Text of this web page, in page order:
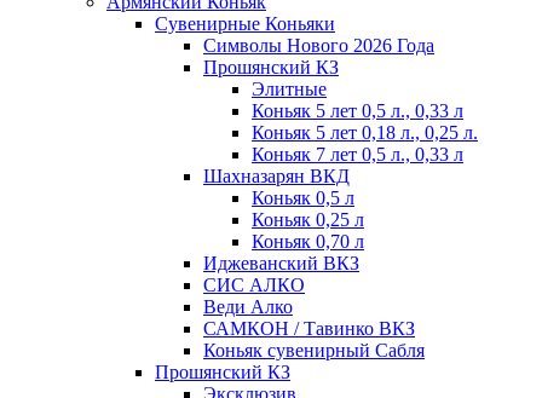
Сувенирные Коньяки
Символы Нового 2026 Года
Прошянский КЗ
Элитные
Коньяк 5 лет 0,5 л., 0,33 л
Коньяк 5 лет 0,18 л., 0,25 л.
Коньяк 7 лет 0,5 л., 0,33 л
Шахназарян ВКД
Коньяк 0,5 л
Коньяк 0,25 л
Коньяк 0,70 л
Иджеванский ВКЗ
СИС АЛКО
Веди Алко
САМКОН / Тавинко ВКЗ
Коньяк сувенирный Сабля
Прошянский КЗ
Эксклюзив